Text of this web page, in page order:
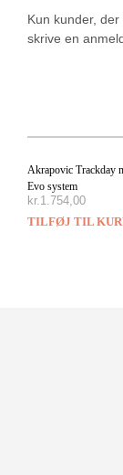
Kun kunder,
skrive en
Akrapovic Trackday
Evo system
kr.1.754,00
TILFØJ TIL